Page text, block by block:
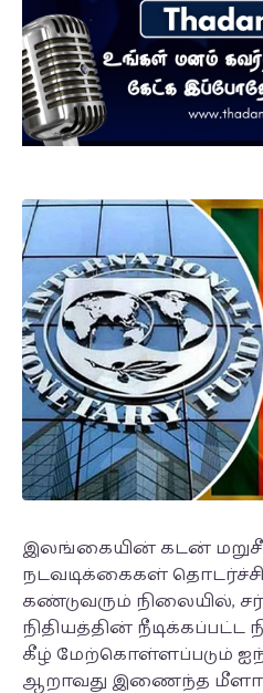
இலங்கையின் கடன்
நடவடிக்கைகள்
கண்டுவரும் நிலையில்,
நிதியத்தின் நீடிக்கப்பட்ட
கீழ் மேற்கொள்ளப்படும்
ஆறாவது இணைந்த